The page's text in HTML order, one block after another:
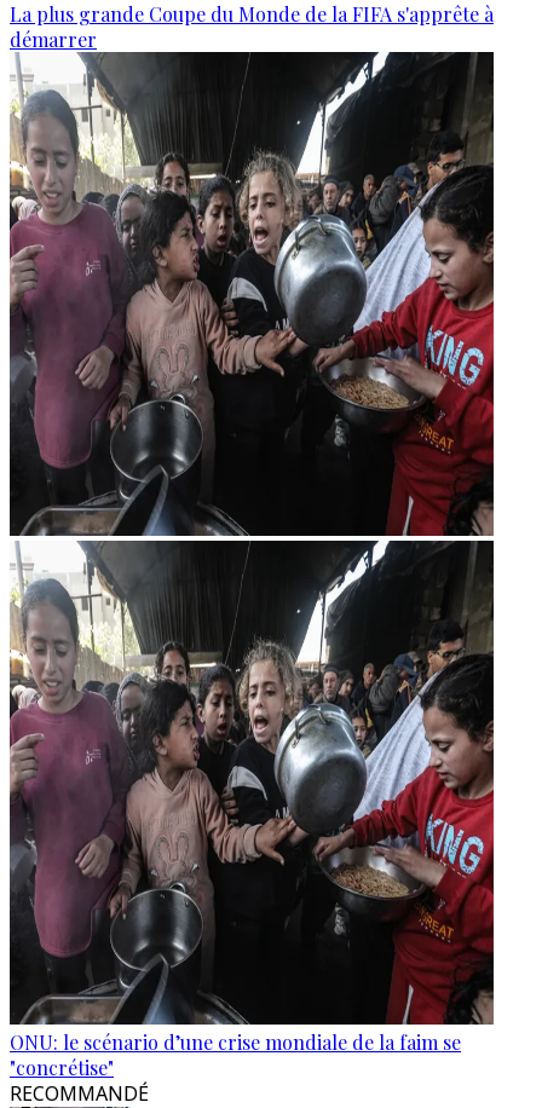
La plus grande Coupe du Monde de la FIFA s'apprête à
démarrer
ONU: le scénario d’une crise mondiale de la faim se
"concrétise"
RECOMMANDÉ